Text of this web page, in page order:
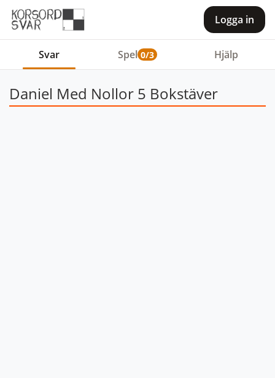
Logga in
Svar Spel 0/3 Hjälp
Daniel Med Nollor 5 Bokstäver